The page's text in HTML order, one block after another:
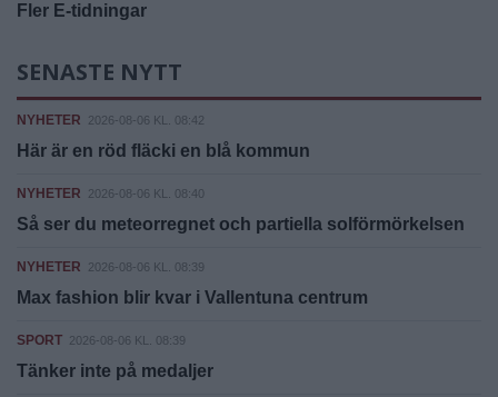
Fler E-tidningar
SENASTE NYTT
NYHETER 2026-08-06 KL. 08:42
Här är en röd fläcki en blå kommun
NYHETER 2026-08-06 KL. 08:40
Så ser du meteorregnet och partiella solförmörkelsen
NYHETER 2026-08-06 KL. 08:39
Max fashion blir kvar i Vallentuna centrum
SPORT 2026-08-06 KL. 08:39
Tänker inte på medaljer